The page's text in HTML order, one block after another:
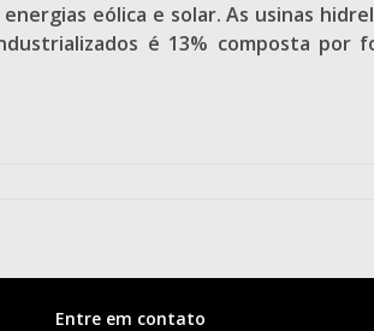
eólica e solar. As usinas
é 13% composta por
Entre em contato